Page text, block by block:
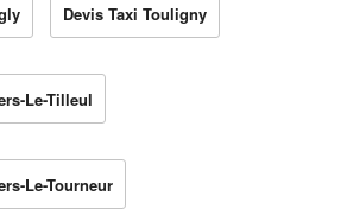
Devis Taxi Touligny
Le-Tilleul
Le-Tourneur